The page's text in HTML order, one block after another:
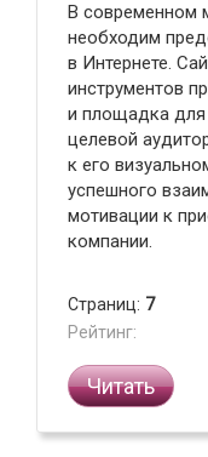
В современном
необходим
в Интернете.
инструментов
и площадка для
целевой
к его
успешного
мотивации к
компании.
Страниц: 7
Рейтинг:
Читать